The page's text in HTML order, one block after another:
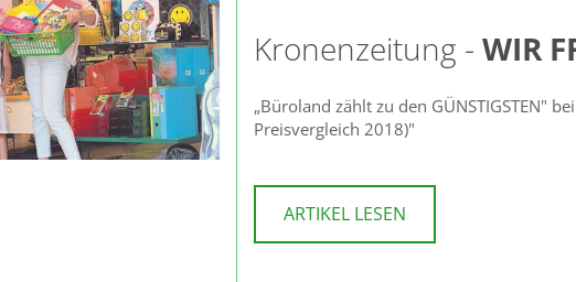
Kronenzeitung - WIR
„Büroland zählt zu den GÜNSTIGSTEN"
Preisvergleich 2018)"
ARTIKEL LESEN